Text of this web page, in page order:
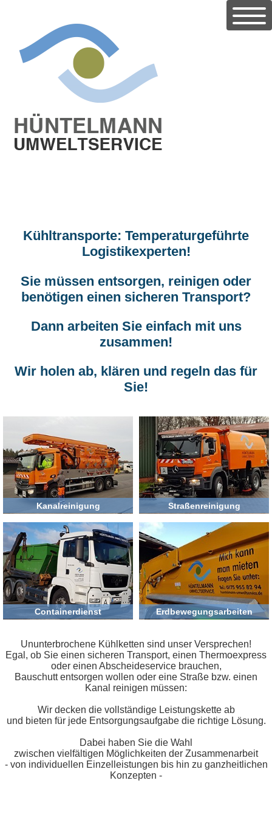
Kühltransporte: Temperaturgeführte
Logistikexperten!
Sie müssen entsorgen, reinigen oder
benötigen einen sicheren Transport?
Dann arbeiten Sie einfach mit uns
zusammen!
Wir holen ab, klären und regeln das für
Sie!
Kanalreinigung Straßenreinigung
Containerdienst Erdbewegungsarbeiten
Ununterbrochene Kühlketten sind unser Versprechen!
Egal, ob Sie einen sicheren Transport, einen Thermoexpress
oder einen Abscheideservice brauchen,
Bauschutt entsorgen wollen oder eine Straße bzw. einen
Kanal reinigen müssen:
Wir decken die vollständige Leistungskette ab
und bieten für jede Entsorgungsaufgabe die richtige Lösung.
Dabei haben Sie die Wahl
zwischen vielfältigen Möglichkeiten der Zusammenarbeit
- von individuellen Einzelleistungen bis hin zu ganzheitlichen
Konzepten -